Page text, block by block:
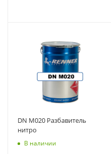
DN M020 Разбавитель
нитро
В наличии